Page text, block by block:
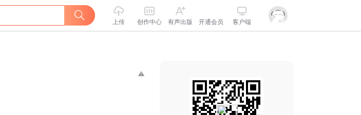
上传 创作中心 有声出版 开通会员 客户端